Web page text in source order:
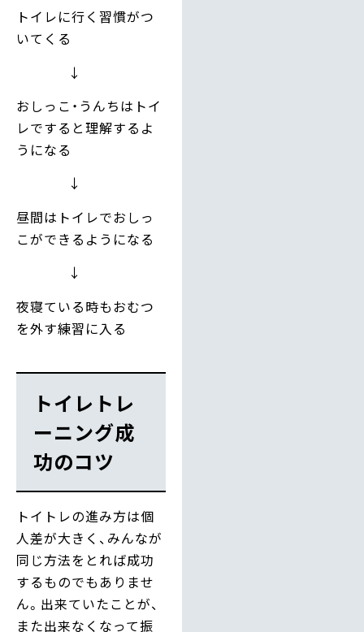
トイレに行く習慣がつ
いてくる
↓
おしっこ・うんちはトイ
レですると理解するよ
うになる
↓
昼間はトイレでおしっ
こができるようになる
↓
夜寝ている時もおむつ
を外す練習に入る
トイレトレ
ーニング成
功のコツ
トイトレの進み方は個
人差が大きく、みんなが
同じ方法をとれば成功
するものでもありませ
ん。出来ていたことが、
また出来なくなって振